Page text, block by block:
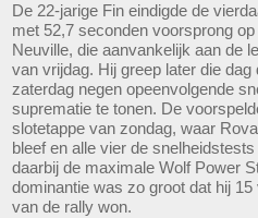
De 22-jarige Fin eindigde de
met 52,7 seconden voorsprong
Neuville, die aanvankelijk aan de
van vrijdag. Hij greep later die
zaterdag negen opeenvolgende
suprematie te tonen. De
slotetappe van zondag, waar
bleef en alle vier de
daarbij de maximale Wolf Power
dominantie was zo groot dat hij
van de rally won.